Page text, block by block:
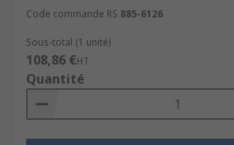
Code commande RS 885-6126
Sous-total (1 unité)
108,86 €HT
Quantité